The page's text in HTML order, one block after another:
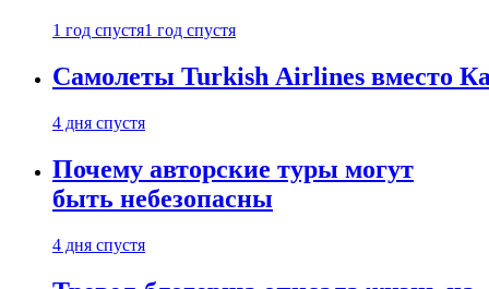
1 год спустя1 год спустя
Самолеты Turkish Airlines вместо
4 дня спустя
Почему авторские туры могут
быть небезопасны
4 дня спустя